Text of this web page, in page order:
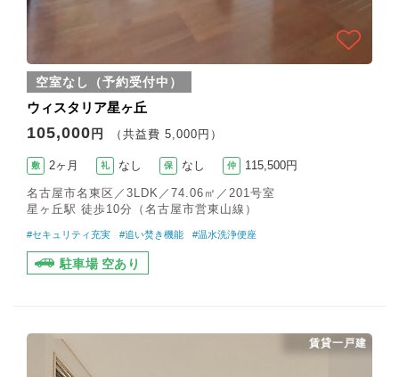
空室なし（予約受付中）
ウィスタリア星ヶ丘
105,000 円 （共益費 5,000円）
敷 2ヶ月 礼 なし 保 なし 仲 115,500円
名古屋市名東区／3LDK／74.06㎡／201号室
星ヶ丘駅 徒歩10分（名古屋市営東山線）
#セキュリティ充実 #追い焚き機能 #温水洗浄便座
駐車場 空あり
賃貸一戸建